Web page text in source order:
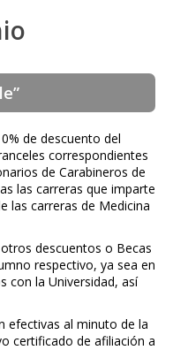
de descuento del
correspondientes
de Carabineros de
las carreras que imparte
las carreras de Medicina
descuentos o Becas
respectivo, ya sea en
con la Universidad, así
efectivas al minuto de la
certificado de afiliación a